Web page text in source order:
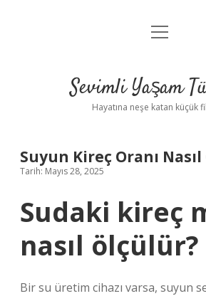
Anasayfa
Yasal Uyarı
menüyü
Sevimli Yaşam
Hayatına neşe katan küçük
Suyun Kireç Oranı
Tarih: Mayıs 28, 2025
Sudaki kireç
nasıl ölçülür?
Bir su üretim cihazı varsa, suyun